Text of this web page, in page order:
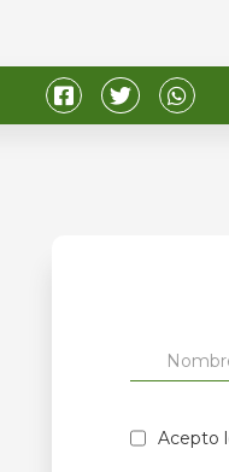
Acepto